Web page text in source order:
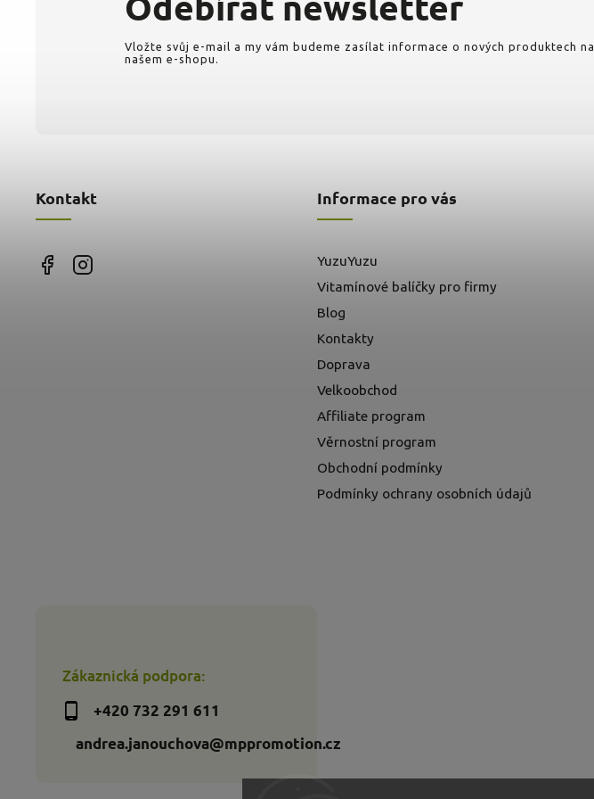
Zákaznická podpora:
+420 732 291 611
andrea.janouchova@mppromotion.cz
Kontakt
Vložte svůj e-mail a my vám budeme zasílat informace o nových produktech na
našem e-shopu.
Informace pro vás
YuzuYuzu
Vitamínové balíčky pro firmy
Blog
Kontakty
Doprava
Velkoobchod
Affiliate program
Věrnostní program
Obchodní podmínky
Podmínky ochrany osobních údajů